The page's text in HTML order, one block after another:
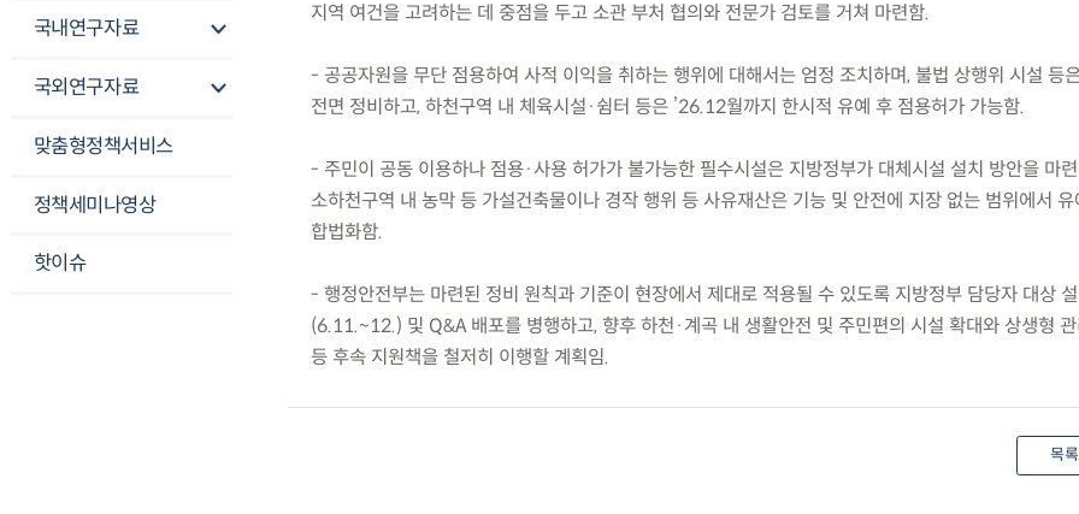
국내연구자료
국외연구자료
맞춤형정책서비스
정책세미나영상
핫이슈
지역 여건을 고려하는 데 중점을 두고 소관 부처 협의와 전문가 검토를 거쳐 마련함.
- 공공자원을 무단 점용하여 사적 이익을 취하는 행위에 대해서는 엄정 조치하며, 불법 상행위 시설 등
전면 정비하고, 하천구역 내 체육시설·쉼터 등은 ’26.12월까지 한시적 유예 후 점용허가 가능함.
- 주민이 공동 이용하나 점용·사용 허가가 불가능한 필수시설은 지방정부가 대체시설 설치 방안을 마
소하천구역 내 농막 등 가설건축물이나 경작 행위 등 사유재산은 기능 및 안전에 지장 없는 범위에서 유
합법화함.
- 행정안전부는 마련된 정비 원칙과 기준이 현장에서 제대로 적용될 수 있도록 지방정부 담당자 대상 설
(6.11.~12.) 및 Q&A 배포를 병행하고, 향후 하천·계곡 내 생활안전 및 주민편의 시설 확대와 상생형
등 후속 지원책을 철저히 이행할 계획임.
목록